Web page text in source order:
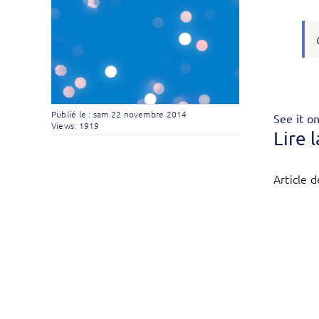
Publié le : sam 22 novembre 2014
Views: 1919
See it
Lire
Article